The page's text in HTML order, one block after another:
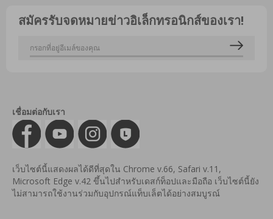
สมัครรับจดหมายข่าวอิเล็กทรอนิกส์ของเรา!
เชื่อมต่อกับเรา
เว็บไซต์นี้แสดงผลได้ดีที่สุดใน Chrome v.66, Safari v.11,
Microsoft Edge v.42 ขึ้นไปสำหรับเดสก์ท็อปและมือถือ เว็บไซต์นี้ยัง
ไม่สามารถใช้งานร่วมกับอุปกรณ์แท็บเล็ตได้อย่างสมบูรณ์